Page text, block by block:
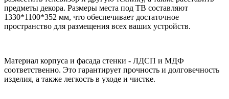
предметы декора. Размеры места под ТВ составляют
1330*1100*352 мм, что обеспечивает достаточное
пространство для размещения всех ваших устройств.
Материал корпуса и фасада стенки - ЛДСП и МДФ
соответственно. Это гарантирует прочность и долговечность
изделия, а также легкость в уходе и чистке.